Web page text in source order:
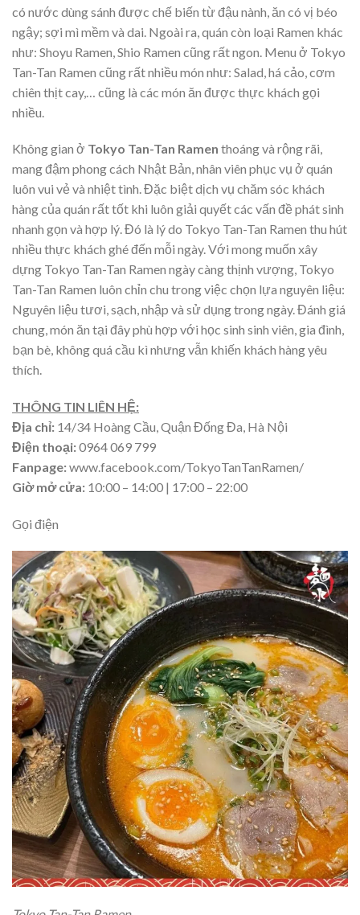
có nước dùng sánh được chế biến từ đậu nành, ăn có vị béo
ngậy; sợi mì mềm và dai. Ngoài ra, quán còn loại Ramen khác
như: Shoyu Ramen, Shio Ramen cũng rất ngon. Menu ở Tokyo
Tan-Tan Ramen cũng rất nhiều món như: Salad, há cảo, cơm
chiên thịt cay,… cũng là các món ăn được thực khách gọi
nhiều.
Không gian ở Tokyo Tan-Tan Ramen thoáng và rộng rãi,
mang đậm phong cách Nhật Bản, nhân viên phục vụ ở quán
luôn vui vẻ và nhiệt tình. Đặc biệt dịch vụ chăm sóc khách
hàng của quán rất tốt khi luôn giải quyết các vấn đề phát sinh
nhanh gọn và hợp lý. Đó là lý do Tokyo Tan-Tan Ramen thu hút
nhiều thực khách ghé đến mỗi ngày. Với mong muốn xây
dựng Tokyo Tan-Tan Ramen ngày càng thịnh vượng, Tokyo
Tan-Tan Ramen luôn chỉn chu trong việc chọn lựa nguyên liệu:
Nguyên liệu tươi, sạch, nhập và sử dụng trong ngày. Đánh giá
chung, món ăn tại đây phù hợp với học sinh sinh viên, gia đình,
bạn bè, không quá cầu kì nhưng vẫn khiến khách hàng yêu
thích.
THÔNG TIN LIÊN HỆ:
Địa chỉ: 14/34 Hoàng Cầu, Quận Đống Đa, Hà Nội
Điện thoại:0964 069 799
Fanpage:www.facebook.com/TokyoTanTanRamen/
Giờ mở cửa: 10:00 – 14:00 | 17:00 – 22:00
Gọi điện